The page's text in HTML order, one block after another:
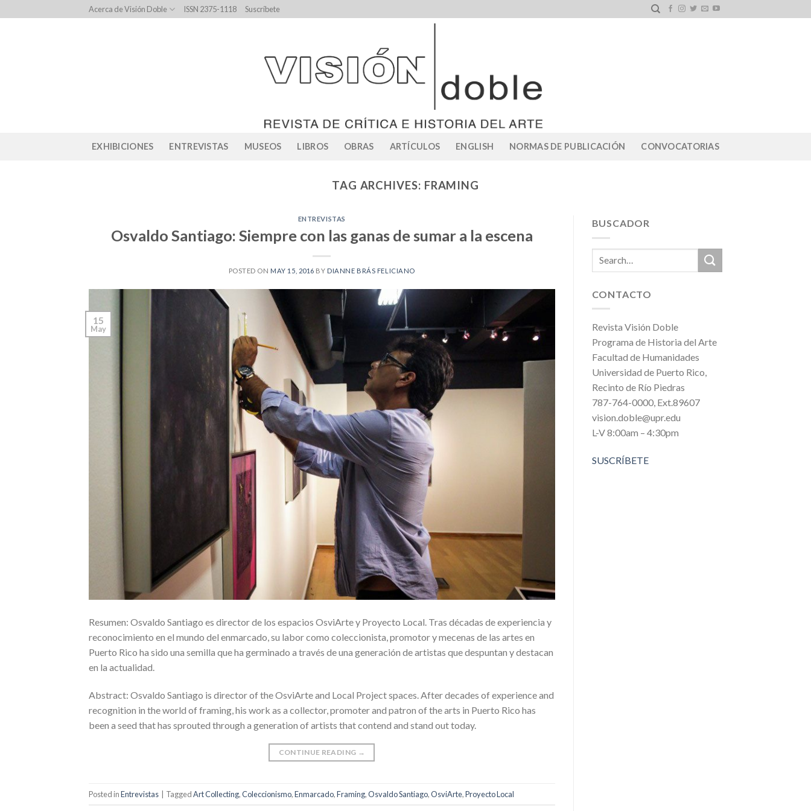
to
Acerca de Visión Doble ISSN 2375-1118 Suscríbete
EXHIBICIONES ENTREVISTAS MUSEOS LIBROS OBRAS ARTÍCULOS ENGLISH NORMAS DE PUBLICACIÓN CONVOCATORIAS
TAG ARCHIVES: FRAMING
ENTREVISTAS
Osvaldo Santiago: Siempre con las ganas de sumar a la escena
POSTED ON MAY 15, 2016 BY DIANNE BRÁS FELICIANO
15
May
Resumen: Osvaldo Santiago es director de los espacios OsviArte y Proyecto Local. Tras décadas de experiencia y
reconocimiento en el mundo del enmarcado, su labor como coleccionista, promotor y mecenas de las artes en
Puerto Rico ha sido una semilla que ha germinado a través de una generación de artistas que despuntan y destacan
en la actualidad.
Abstract: Osvaldo Santiago is director of the OsviArte and Local Project spaces. After decades of experience and
recognition in the world of framing, his work as a collector, promoter and patron of the arts in Puerto Rico has
been a seed that has sprouted through a generation of artists that contend and stand out today.
CONTINUE READING →
Posted inEntrevistas TaggedArt Collecting,Coleccionismo,Enmarcado,Framing,Osvaldo Santiago,OsviArte,Proyecto Local
BUSCADOR
CONTACTO
Revista Visión Doble
Programa de Historia del Arte
Facultad de Humanidades
Universidad de Puerto Rico,
Recinto de Río Piedras
787-764-0000, Ext.89607
vision.doble@upr.edu
L-V 8:00am – 4:30pm
SUSCRÍBETE